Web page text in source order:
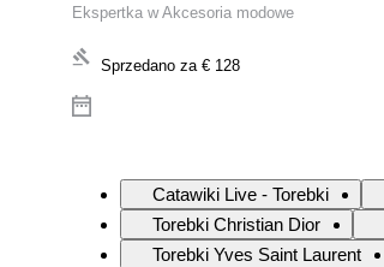
Ekspertka w Akcesoria modowe
Sprzedano za € 128
Catawiki Live - Torebki
Torebki Christian Dior
Torebki Yves Saint Laurent